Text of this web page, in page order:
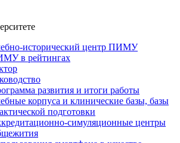
исторический центр ПИМУ
в рейтингах
развития и итоги работы
корпуса и клинические базы, базы
подготовки
симуляционные центры